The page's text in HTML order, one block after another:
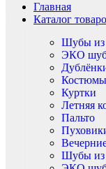
Главная
Каталог
Шубы из
ЭКО
Костюмы
Куртки
Летняя
Пальто
Шубы из